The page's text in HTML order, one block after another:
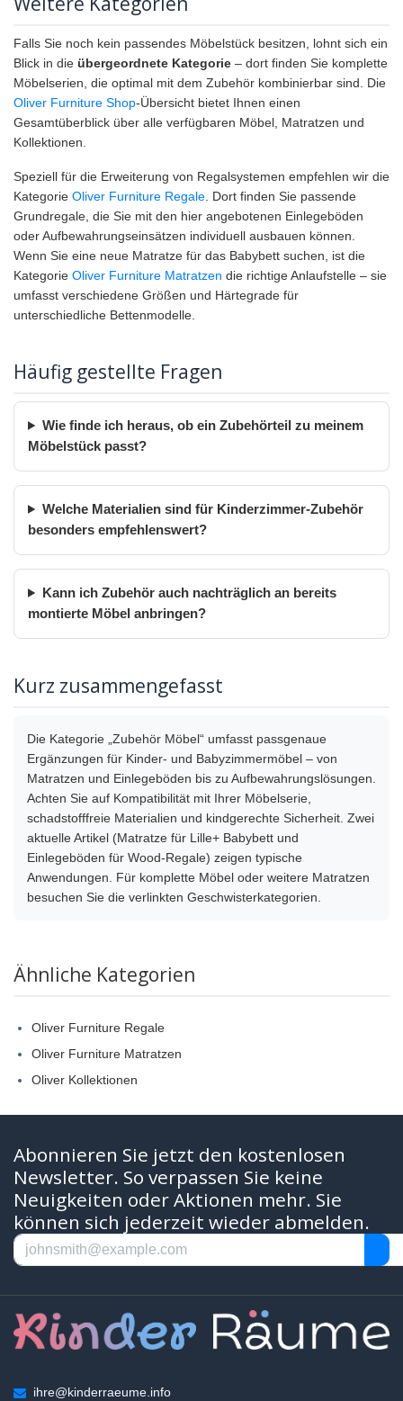
Falls Sie noch kein passendes Möbelstück besitzen, lohnt sich ein
Blick in die übergeordnete Kategorie – dort finden Sie komplette
Möbelserien, die optimal mit dem Zubehör kombinierbar sind. Die
Oliver Furniture Shop-Übersicht bietet Ihnen einen
Gesamtüberblick über alle verfügbaren Möbel, Matratzen und
Kollektionen.
Speziell für die Erweiterung von Regalsystemen empfehlen wir die
Kategorie Oliver Furniture Regale . Dort finden Sie passende
Grundregale, die Sie mit den hier angebotenen Einlegeböden
oder Aufbewahrungseinsätzen individuell ausbauen können.
Wenn Sie eine neue Matratze für das Babybett suchen, ist die
Kategorie Oliver Furniture Matratzen die richtige Anlaufstelle – sie
umfasst verschiedene Größen und Härtegrade für
unterschiedliche Bettenmodelle.
Häufig gestellte Fragen
Wie finde ich heraus, ob ein Zubehörteil zu meinem
Möbelstück passt?
Welche Materialien sind für Kinderzimmer-Zubehör
besonders empfehlenswert?
Kann ich Zubehör auch nachträglich an bereits
montierte Möbel anbringen?
Kurz zusammengefasst
Die Kategorie „Zubehör Möbel“ umfasst passgenaue
Ergänzungen für Kinder- und Babyzimmermöbel – von
Matratzen und Einlegeböden bis zu Aufbewahrungslösungen.
Achten Sie auf Kompatibilität mit Ihrer Möbelserie,
schadstofffreie Materialien und kindgerechte Sicherheit. Zwei
aktuelle Artikel (Matratze für Lille+ Babybett und
Einlegeböden für Wood-Regale) zeigen typische
Anwendungen. Für komplette Möbel oder weitere Matratzen
besuchen Sie die verlinkten Geschwisterkategorien.
Ähnliche Kategorien
Oliver Furniture Regale
Oliver Furniture Matratzen
Oliver Kollektionen
Abonnieren Sie jetzt den kostenlosen
Newsletter. So verpassen Sie keine
Neuigkeiten oder Aktionen mehr. Sie
können sich jederzeit wieder abmelden.
ihre@kinderraeume.info